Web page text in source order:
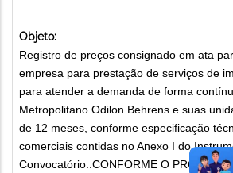
Objeto:
Registro de preços consignado em ata
empresa para prestação de serviços de
para atender a demanda de forma
Metropolitano Odilon Behrens e suas
de 12 meses, conforme especificação
comerciais contidas no Anexo I do
Convocatório..CONFORME O